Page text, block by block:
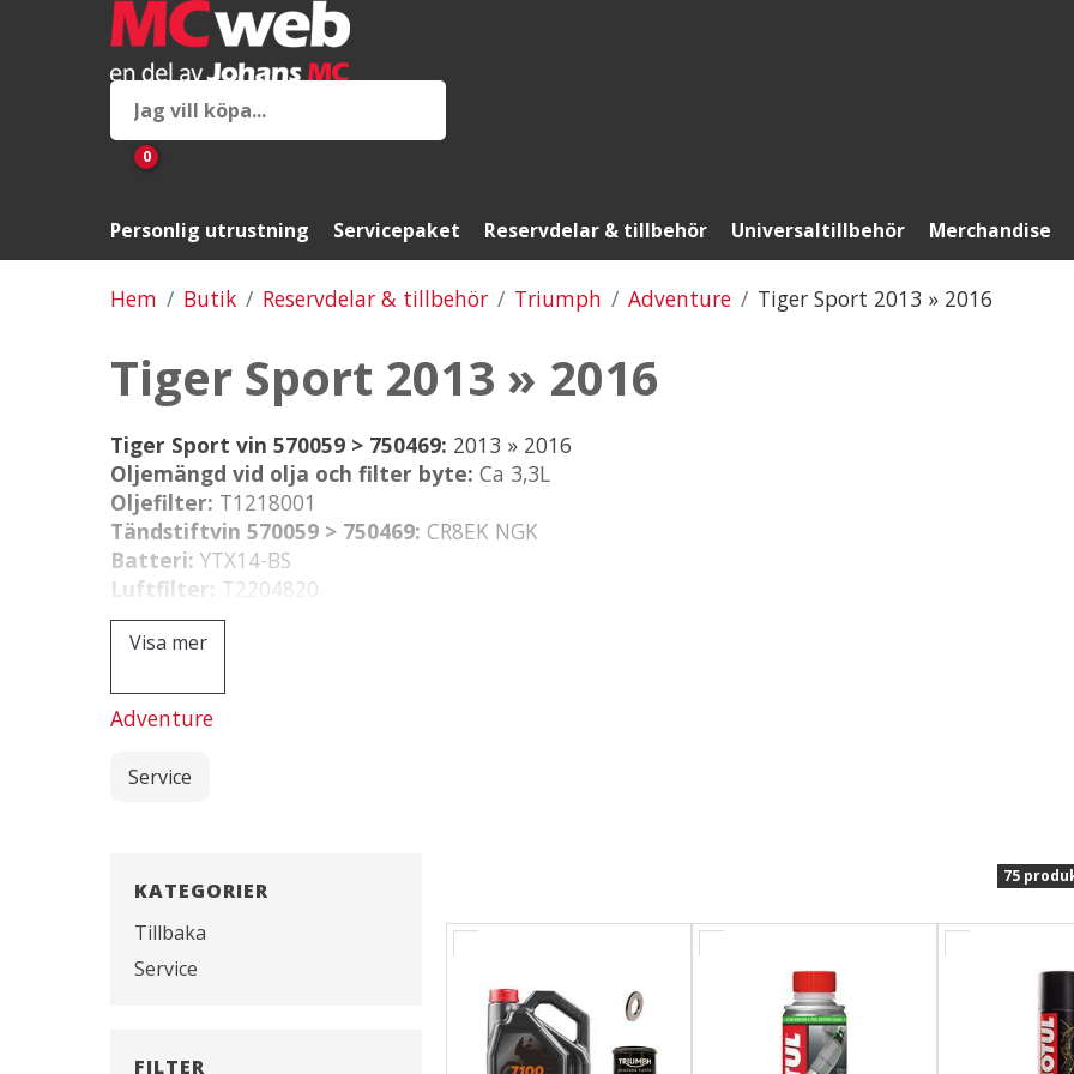
0
Personlig utrustning Servicepaket Reservdelar & tillbehör Universaltillbehör Merchandise
Hem Butik Reservdelar & tillbehör Triumph Adventure Tiger Sport 2013 » 2016
Tiger Sport 2013 » 2016
Tiger Sport vin 570059 > 750469: 2013 » 2016
Oljemängd vid olja och filter byte: Ca 3,3L
Oljefilter: T1218001
Tändstiftvin 570059 > 750469: CR8EK NGK
Batteri: YTX14-BS
Luftfilter: T2204820
Bromsbelägg bakvin > 750469:
Bromsbelägg framvin > 750469:
Visa mer
Adventure
Service
KATEGORIER
Tillbaka
Service
FILTER
75